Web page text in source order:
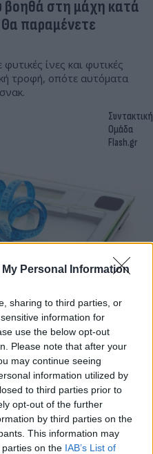
Personal Information
sharing to third parties, or
information for
use the below opt-out
Please note that after your
may continue seeing
information utilized by
to third parties prior to
opt-out of the further
by third parties on the
This information may
on the IAB’s List of
στη μάχη κατά
παραμένετε
ίνες και φυτικές
τροφή, οπότε αυτόματα
Συντακτική
Ομάδα
Flash.gr
«καίει» το λίπος -
τη διάθεση και διακίνηση
το λίπος.
Ομάδα
Flash.gr